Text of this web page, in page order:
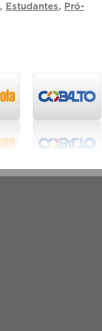
, Estudantes, Pró-